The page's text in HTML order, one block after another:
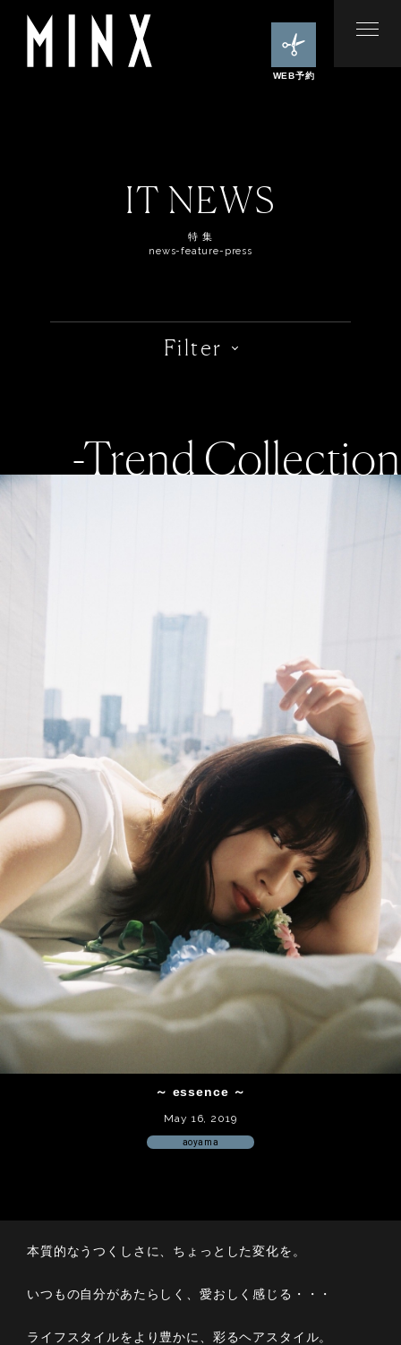
WEB予約
IT NEWS
特 集
news-feature-press
Filter
-Trend Collection
～ essence ～
May 16, 2019
aoyama
本質的なうつくしさに、ちょっとした変化を。
いつもの自分があたらしく、愛おしく感じる・・・
ライフスタイルをより豊かに、彩るヘアスタイル。